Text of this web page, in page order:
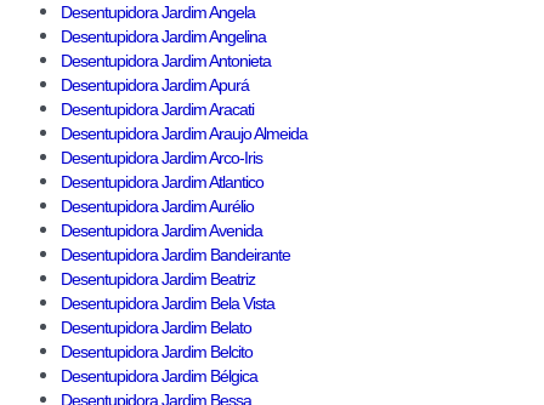
Desentupidora Jardim Angela
Desentupidora Jardim Angelina
Desentupidora Jardim Antonieta
Desentupidora Jardim Apurá
Desentupidora Jardim Aracati
Desentupidora Jardim Araujo Almeida
Desentupidora Jardim Arco-Iris
Desentupidora Jardim Atlantico
Desentupidora Jardim Aurélio
Desentupidora Jardim Avenida
Desentupidora Jardim Bandeirante
Desentupidora Jardim Beatriz
Desentupidora Jardim Bela Vista
Desentupidora Jardim Belato
Desentupidora Jardim Belcito
Desentupidora Jardim Bélgica
Desentupidora Jardim Bessa